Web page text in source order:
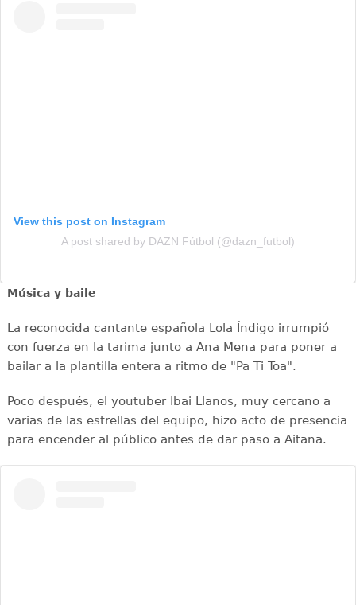
View this post on Instagram
A post shared by DAZN Fútbol (@dazn_futbol)
Música y baile
La reconocida cantante española Lola Índigo irrumpió
con fuerza en la tarima junto a Ana Mena para poner a
bailar a la plantilla entera a ritmo de "Pa Ti Toa".
Poco después, el youtuber Ibai Llanos, muy cercano a
varias de las estrellas del equipo, hizo acto de presencia
para encender al público antes de dar paso a Aitana.